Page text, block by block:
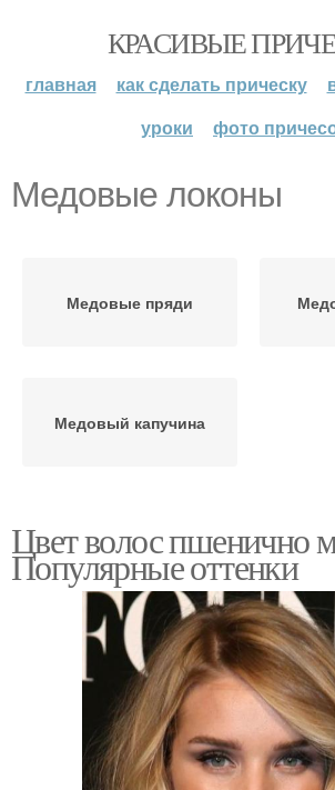
КРАСИВЫЕ
главная как сделать прическу
уроки
фото
Медовые локоны
Медовые пряди
Медовый капучина
Цвет волос пшенично
Популярные оттенки